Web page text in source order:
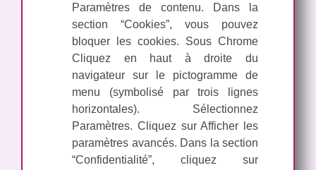
Paramètres de contenu. Dans la
section “Cookies”, vous pouvez
bloquer les cookies. Sous Chrome
Cliquez en haut à droite du
navigateur sur le pictogramme de
menu (symbolisé par trois lignes
horizontales). Sélectionnez
Paramètres. Cliquez sur Afficher les
paramètres avancés. Dans la section
“Confidentialité”, cliquez sur